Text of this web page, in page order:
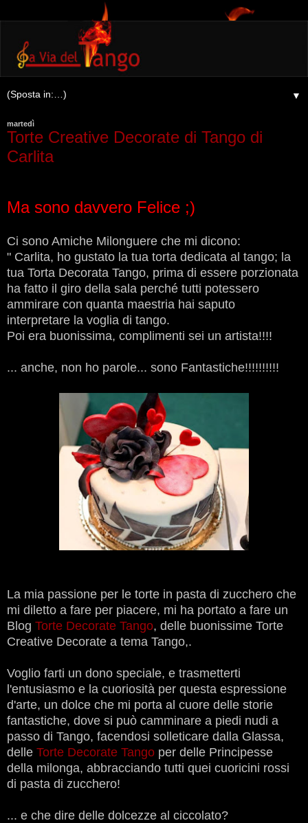
▼
martedì
Torte Creative Decorate di Tango di
Carlita
Ma sono davvero Felice ;)
Ci sono Amiche Milonguere che mi dicono:
" Carlita, ho gustato la tua torta dedicata al tango; la
tua Torta Decorata Tango, prima di essere porzionata
ha fatto il giro della sala perché tutti potessero
ammirare con quanta maestria hai saputo
interpretare la voglia di tango.
Poi era buonissima, complimenti sei un artista!!!!
... anche, non ho parole... sono Fantastiche!!!!!!!!!!
La mia passione per le torte in pasta di zucchero che
mi diletto a fare per piacere, mi ha portato a fare un
Blog Torte Decorate Tango, delle buonissime Torte
Creative Decorate a tema Tango,.
Voglio farti un dono speciale, e trasmetterti
l'entusiasmo e la cuoriosità per questa espressione
d'arte, un dolce che mi porta al cuore delle storie
fantastiche, dove si può camminare a piedi nudi a
passo di Tango, facendosi solleticare dalla Glassa,
delle Torte Decorate Tango per delle Principesse
della milonga, abbracciando tutti quei cuoricini rossi
di pasta di zucchero!
... e che dire delle dolcezze al ciccolato?